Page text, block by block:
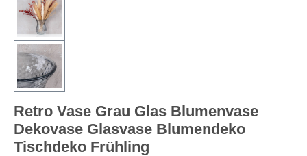
Retro Vase Grau Glas Blumenvase
Dekovase Glasvase Blumendeko
Tischdeko Frühling